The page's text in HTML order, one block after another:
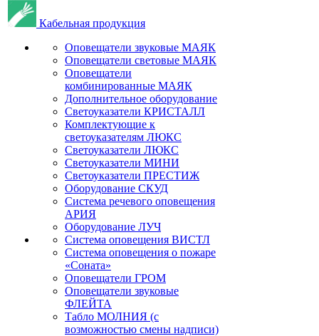
Кабельная продукция
Оповещатели звуковые МАЯК
Оповещатели световые МАЯК
Оповещатели
комбинированные МАЯК
Дополнительное оборудование
Светоуказатели КРИСТАЛЛ
Комплектующие к
светоуказателям ЛЮКС
Светоуказатели ЛЮКС
Светоуказатели МИНИ
Светоуказатели ПРЕСТИЖ
Оборудование СКУД
Система речевого оповещения
АРИЯ
Оборудование ЛУЧ
Система оповещения ВИСТЛ
Система оповещения о пожаре
«Соната»
Оповещатели ГРОМ
Оповещатели звуковые
ФЛЕЙТА
Табло МОЛНИЯ (с
возможностью смены надписи)